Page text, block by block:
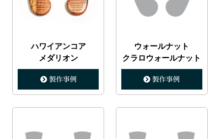
ハワイアンコア
メダリオン
製作事例
ウォールナット
クラロウォールナット
製作事例